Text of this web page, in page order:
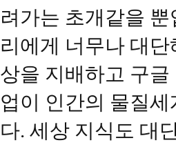
려가는 초개같을
리에게 너무나 대
상을 지배하고 구
업이 인간의 물질
다. 세상 지식도 대